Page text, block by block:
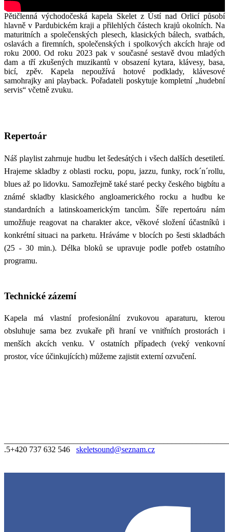
Pětičlenná východočeská kapela Skelet z Ústí nad Orlicí působí
hlavně v Pardubickém kraji a přilehlých částech krajů okolních. Na
maturitních a společenských plesech, klasických bálech, svatbách,
oslavách a firemních, společenských i spolkových akcích hraje od
roku 2000. Od roku 2023 pak v současné sestavě dvou mladých
dam a tří zkušených muzikantů v obsazení kytara, klávesy, basa,
bicí, zpěv. Kapela nepoužívá hotové podklady, klávesové
samohrajky ani playback. Pořadateli poskytuje kompletní „hudební
servis“ včetně zvuku.
Repertoár
Náš playlist zahrnuje hudbu let šedesátých i všech dalších desetiletí.
Hrajeme skladby z oblasti rocku, popu, jazzu, funky, rock´n´rollu,
blues až po lidovku. Samozřejmě také staré pecky českého bigbítu a
známé skladby klasického angloamerického rocku a hudbu ke
standardních a latinskoamerickým tancům. Šíře repertoáru nám
umožňuje reagovat na charakter akce, věkové složení účastníků i
konkrétní situaci na parketu. Hráváme v blocích po šesti skladbách
(25 - 30 min.). Délka bloků se upravuje podle potřeb ostatního
programu.
Technické zázemí
Kapela má vlastní profesionální zvukovou aparaturu, kterou
obsluhuje sama bez zvukaře při hraní ve vnitřních prostorách i
menších akcích venku. V ostatních případech (veký venkovní
prostor, více účinkujících) můžeme zajistit externí ozvučení.
.5+420 737 632 546 skeletsound@seznam.cz